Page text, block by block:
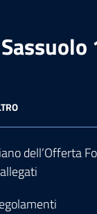
dell’Offerta